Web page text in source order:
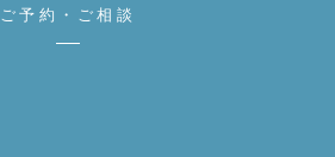
ご予約・ご相談